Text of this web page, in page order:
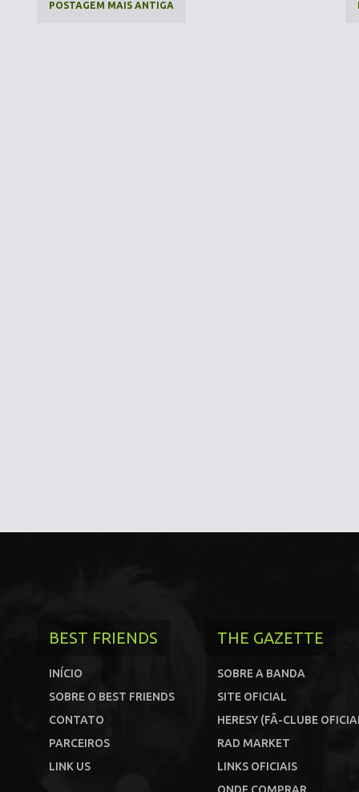
POSTAGEM MAIS ANTIGA
BEST FRIENDS
INÍCIO
SOBRE O BEST FRIENDS
CONTATO
PARCEIROS
LINK US
THE GAZETTE
SOBRE A BANDA
SITE OFICIAL
HERESY (FÃ-CLUBE
RAD MARKET
LINKS OFICIAIS